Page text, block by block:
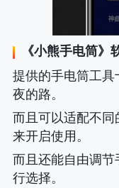
《小熊手电筒》
提供的手电筒工
夜的路。
而且可以适配不
来开启使用。
而且还能自由调
行选择。